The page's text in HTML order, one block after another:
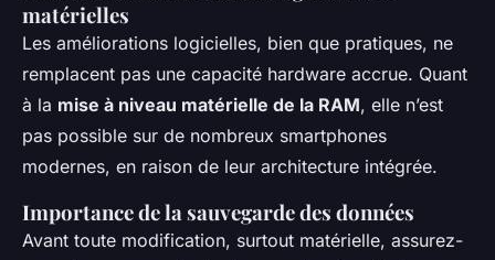
matérielles
Les améliorations logicielles, bien que pratiques, ne
remplacent pas une capacité hardware accrue. Quant
à la mise à niveau matérielle de la RAM, elle n’est
pas possible sur de nombreux smartphones
modernes, en raison de leur architecture intégrée.
Importance de la sauvegarde des données
Avant toute modification, surtout matérielle, assurez-